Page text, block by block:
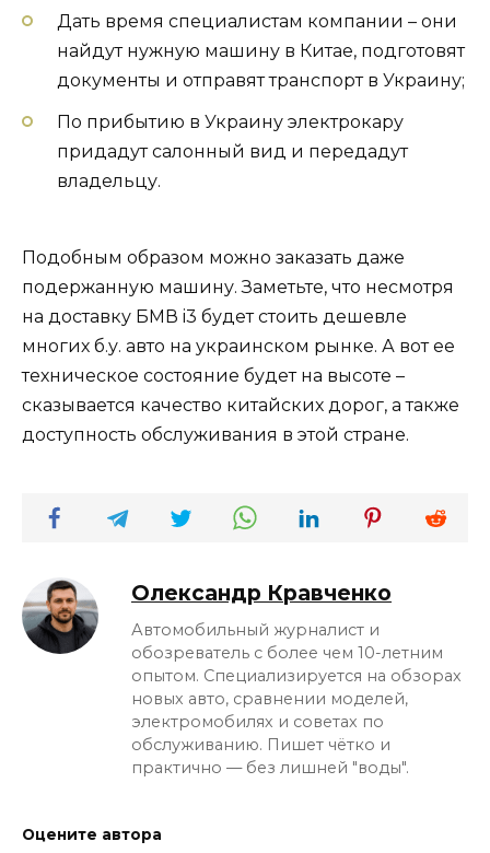
Дать время специалистам компании – они
найдут нужную машину в Китае, подготовят
документы и отправят транспорт в Украину;
По прибытию в Украину электрокару
придадут салонный вид и передадут
владельцу.
Подобным образом можно заказать даже
подержанную машину. Заметьте, что несмотря
на доставку БМВ i3 будет стоить дешевле
многих б.у. авто на украинском рынке. А вот ее
техническое состояние будет на высоте –
сказывается качество китайских дорог, а также
доступность обслуживания в этой стране.
Олександр Кравченко
Автомобильный журналист и
обозреватель с более чем 10-летним
опытом. Специализируется на обзорах
новых авто, сравнении моделей,
электромобилях и советах по
обслуживанию. Пишет чётко и
практично — без лишней "воды".
Оцените автора